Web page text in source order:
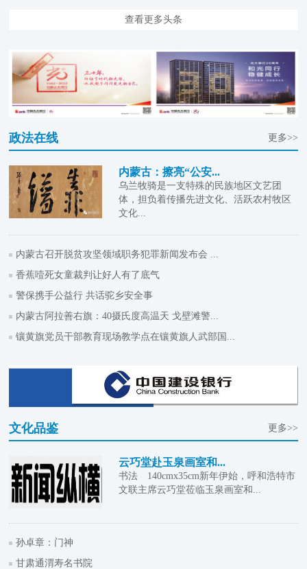
查看更多头条
政法在线 更多>>
内蒙古：擦亮“公安...
乌兰牧骑是一支特殊的民族地区文艺团
体，担负着传播先进文化、活跃农村牧区
文化...
内蒙古召开脱贫攻坚领域职务犯罪新闻发布会 ...
香蕉噎死女童裁判让好人有了底气
警保携手公益行 共话驼乡安全事
内蒙古阿拉善右旗：40摄氏度高温天 戈壁滩警...
镶黄旗党员干部教育现场教学点在镶黄旗人武部国...
文化品鉴 更多>>
云巧堂赴玉泉画室和...
书法 140cmx35cm新年伊始，呼和浩特市
文联主席云巧堂莅临玉泉画室和...
孙卓章：门神
甘肃通渭寿名书院